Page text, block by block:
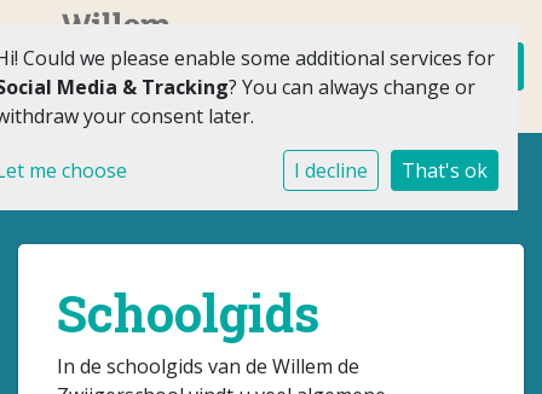
Schoolgids
In de schoolgids van de Willem de
Could we please enable some additional services for
Media & Tracking? You can always change or
your consent later.
me choose I decline That's ok